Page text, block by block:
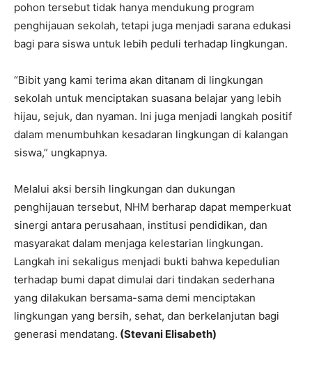
pohon tersebut tidak hanya mendukung program
penghijauan sekolah, tetapi juga menjadi sarana edukasi
bagi para siswa untuk lebih peduli terhadap lingkungan.
“Bibit yang kami terima akan ditanam di lingkungan
sekolah untuk menciptakan suasana belajar yang lebih
hijau, sejuk, dan nyaman. Ini juga menjadi langkah positif
dalam menumbuhkan kesadaran lingkungan di kalangan
siswa,” ungkapnya.
Melalui aksi bersih lingkungan dan dukungan
penghijauan tersebut, NHM berharap dapat memperkuat
sinergi antara perusahaan, institusi pendidikan, dan
masyarakat dalam menjaga kelestarian lingkungan.
Langkah ini sekaligus menjadi bukti bahwa kepedulian
terhadap bumi dapat dimulai dari tindakan sederhana
yang dilakukan bersama-sama demi menciptakan
lingkungan yang bersih, sehat, dan berkelanjutan bagi
generasi mendatang. (Stevani Elisabeth)